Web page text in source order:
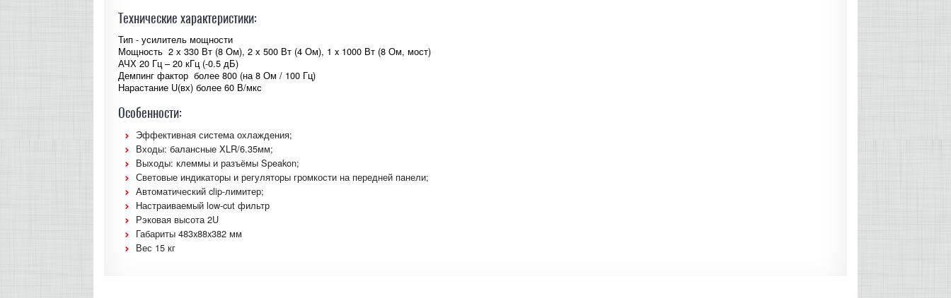
Технические характеристики:
Тип - усилитель мощности
Мощность 2 х 330 Вт (8 Ом), 2 х 500 Вт (4 Ом), 1 x 1000 Вт (8 Ом, мост)
АЧХ 20 Гц – 20 кГц (-0.5 дБ)
Демпинг фактор более 800 (на 8 Ом / 100 Гц)
Нарастание U(вх) более 60 В/мкс
Особенности:
Эффективная система охлаждения;
Входы: балансные XLR/6.35мм;
Выходы: клеммы и разъёмы Speakon;
Световые индикаторы и регуляторы громкости на передней панели;
Автоматический clip-лимитер;
Настраиваемый low-cut фильтр
Рэковая высота 2U
Габариты 483x88x382 мм
Вес 15 кг